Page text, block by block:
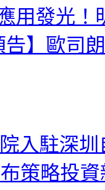
用發光！
告】歐司
入駐深
策略投